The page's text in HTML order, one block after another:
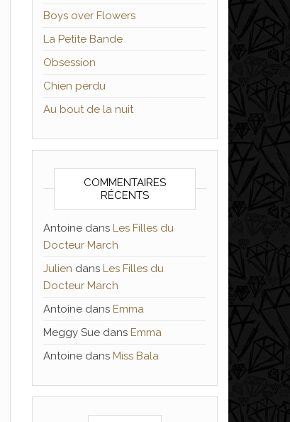
Boys over Flowers
La Petite Bande
Obsession
Chien perdu
Au bout de la nuit
COMMENTAIRES
RÉCENTS
Antoinedans Les Filles du
Docteur March
Julien dans Les Filles du
Docteur March
Antoinedans Emma
Meggy Suedans Emma
Antoinedans Miss Bala